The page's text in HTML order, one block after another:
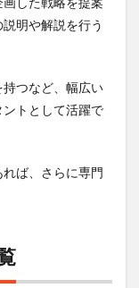
明や解説を行う
つなど、幅広い
トとして活躍で
ば、さらに専門